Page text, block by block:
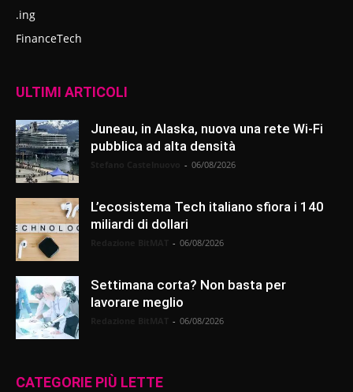
.ing
FinanceTech
ULTIMI ARTICOLI
Juneau, in Alaska, nuova una rete Wi-Fi
pubblica ad alta densità
- 06/08/2026
L’ecosistema Tech italiano sfiora i 140
miliardi di dollari
- 06/08/2026
Settimana corta? Non basta per
lavorare meglio
- 06/08/2026
CATEGORIE PIÙ LETTE